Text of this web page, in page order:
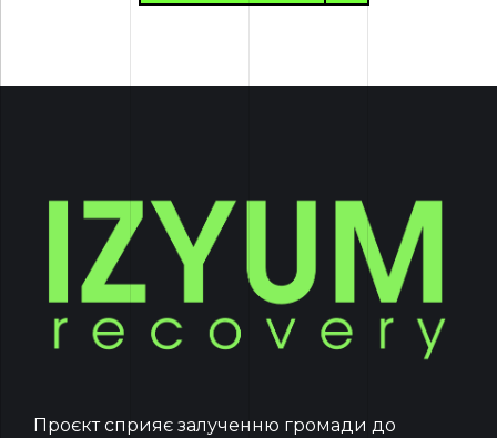
Проєкт сприяє залученню громади до